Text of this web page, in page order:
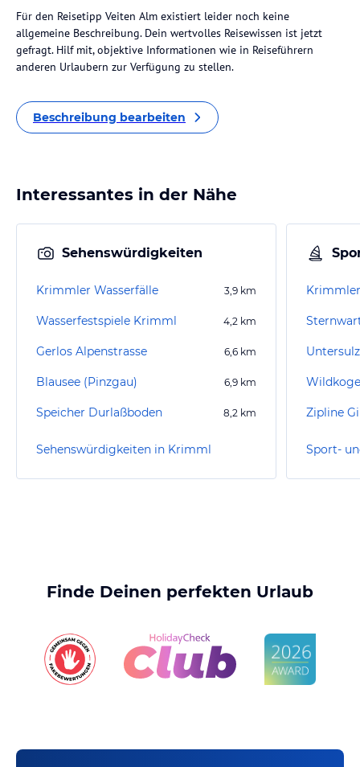
Für den Reisetipp Veiten Alm existiert leider noch keine
allgemeine Beschreibung. Dein wertvolles Reisewissen ist jetzt
gefragt. Hilf mit, objektive Informationen wie in Reiseführern
anderen Urlaubern zur Verfügung zu stellen.
Beschreibung bearbeiten
Interessantes in der Nähe
Sehenswürdigkeiten
Krimmler Wasserfälle 3,9 km
Wasserfestspiele Krimml 4,2 km
Gerlos Alpenstrasse 6,6 km
Blausee (Pinzgau) 6,9 km
Speicher Durlaßboden 8,2 km
Sehenswürdigkeiten in Krimml
Zipline
Sport-
Finde Deinen perfekten Urlaub